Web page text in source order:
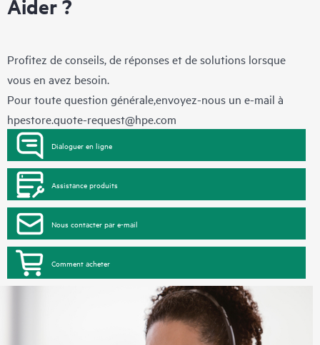
Aider ?
Profitez de conseils, de réponses et de solutions lorsque
vous en avez besoin.
Pour toute question générale,envoyez-nous un e-mail à
hpestore.quote-request@hpe.com
Dialoguer en ligne
Assistance produits
Nous contacter par e-mail
Comment acheter